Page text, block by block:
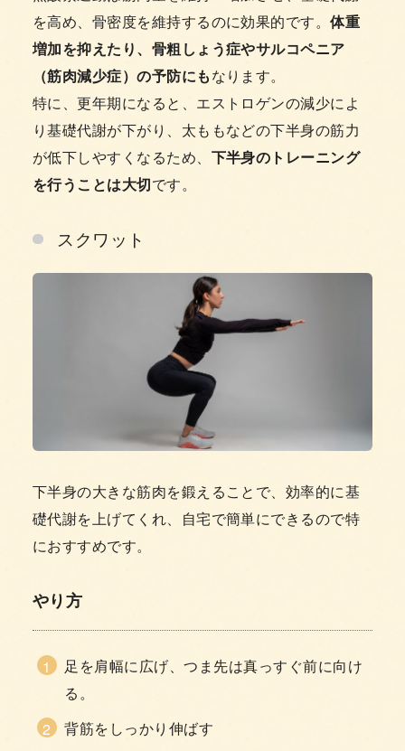
を高め、骨密度を維持するのに効果的です。体重
増加を抑えたり、骨粗しょう症やサルコペニア
（筋肉減少症）の予防にもなります。
特に、更年期になると、エストロゲンの減少によ
り基礎代謝が下がり、太ももなどの下半身の筋力
が低下しやすくなるため、 下半身のトレーニング
を行うことは大切です。
スクワット
下半身の大きな筋肉を鍛えることで、効率的に基
礎代謝を上げてくれ、自宅で簡単にできるので特
におすすめです。
やり方
足を肩幅に広げ、つま先は真っすぐ前に向け
る。
背筋をしっかり伸ばす